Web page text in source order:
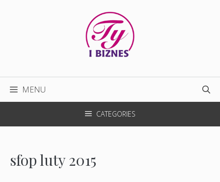
MENU
CATEGORIES
sfop luty 2015